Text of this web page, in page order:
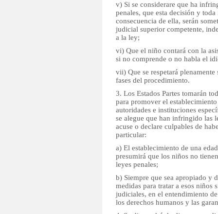
v) Si se considerare que ha
penales, que esta decisión y
consecuencia de ella, serán
judicial superior competente,
a la ley;
vi) Que el niño contará con la
si no comprende o no habla el
vii) Que se respetará
fases del procedimiento.
3. Los Estados Partes tomarán
para promover el
autoridades e instituciones
se alegue que han infringido las
acuse o declare culpables de
particular:
a) El establecimiento de una
presumirá que los niños no
leyes penales;
b) Siempre que sea apropiado y
medidas para tratar a esos niños
judiciales, en el entendimiento
los derechos humanos y las